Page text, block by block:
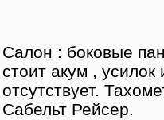
Салон : боковые
стоит акум ,
отсутствует.
Сабельт Рейсер.